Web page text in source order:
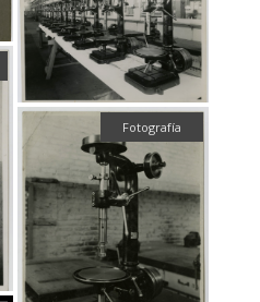
Fotografía